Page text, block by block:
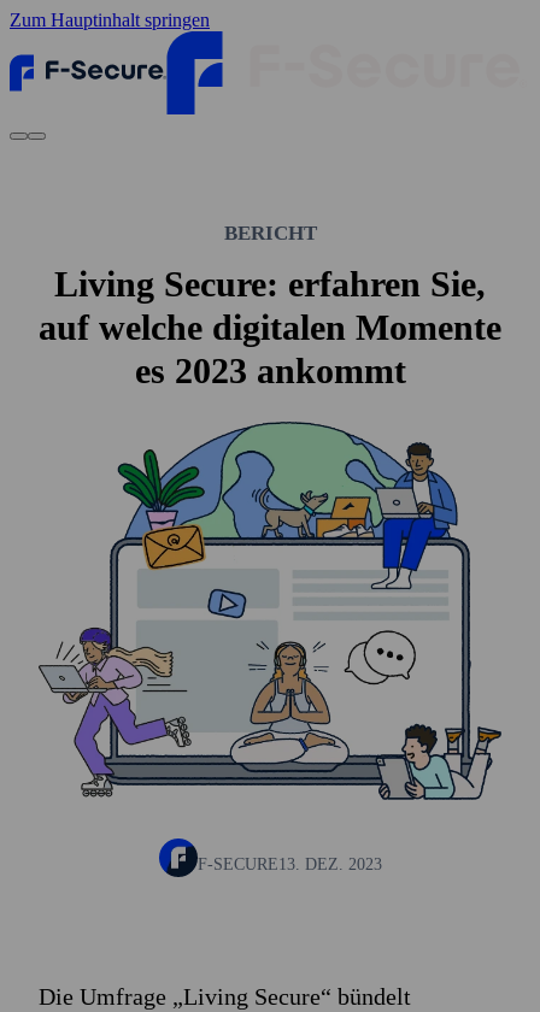
Zum Hauptinhalt springen
BERICHT
Living Secure: erfahren Sie,
auf welche digitalen Momente
es 2023 ankommt
F-SECURE13. DEZ. 2023
Die Umfrage „Living Secure“ bündelt